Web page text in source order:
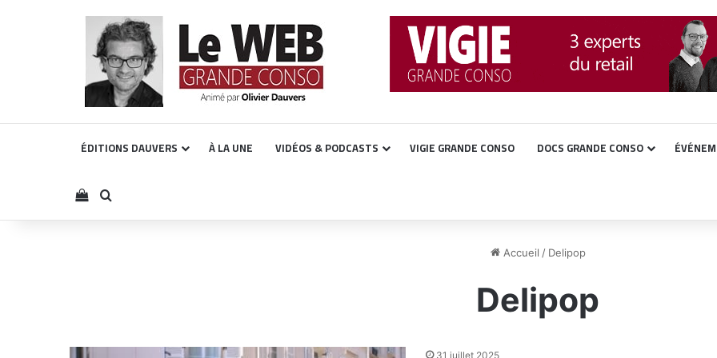
ÉDITIONS DAUVERS À LA UNE VIDÉOS & PODCASTS VIGIE GRANDE CONSO DOCS GRANDE CONSO
Voir votre panier
Rechercher
Accueil / Delipop
Delipop
31 juillet 2025